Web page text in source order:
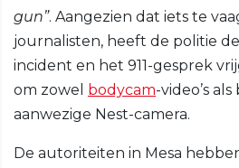
gun”. Aangezien dat iets te
journalisten, heeft de politie
incident en het 911-gesprek
om zowel bodycam-video’s
aanwezige Nest-camera.
De autoriteiten in Mesa